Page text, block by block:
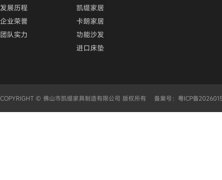
发展历程
企业荣誉
团队实力
凯缇家居
卡朗家居
功能沙发
进口床垫
COPYRIGHT © 佛山市凯缇家具制造有限公司 版权所有 备案号： 粤ICP备